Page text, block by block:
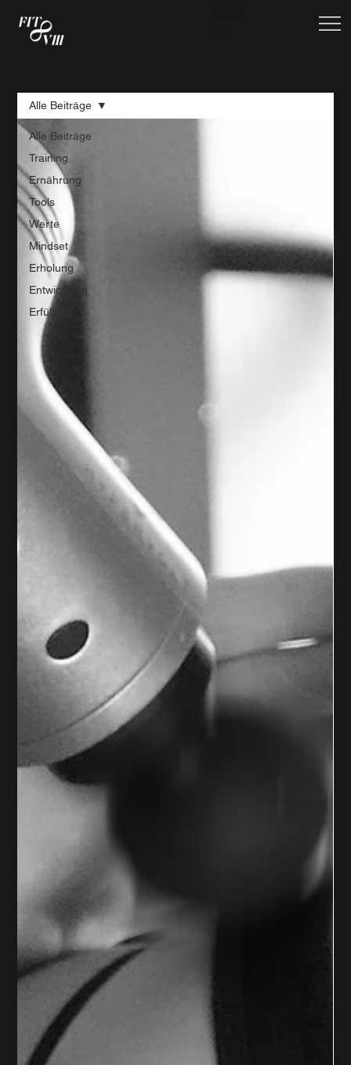
Alle Beiträge
Training
Ernährung
Tools
Werte
Mindset
Erholung
Entwicklung
Erfüllung
Alle Beiträge